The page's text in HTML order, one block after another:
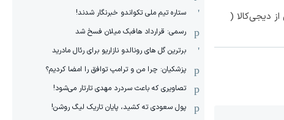
دیجی‌کالا (
ستاره تیم ملی تکواندو خبرنگار شدند!
رسمی: قرارداد هافبک میلان فسخ شد
برترین گل های رونالدو نازاریو برای رئال مادرید
پزشکیان: چرا من و ترامپ توافق را امضا کردیم؟
تصاویری که باعث سردرد مهدی تارتار می‌شود!
پول سعودی ته کشید، پایان تاریک لیگ روشن!